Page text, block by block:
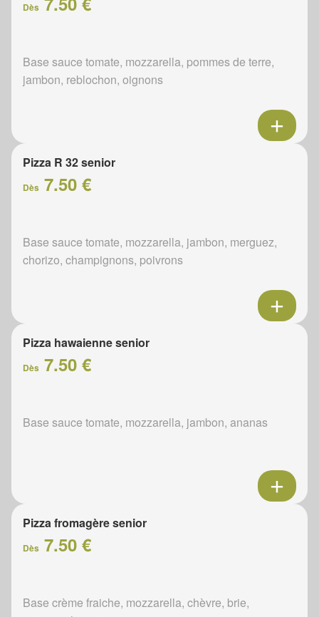
Dès
Base sauce tomate, mozzarella, pommes de terre,
jambon, reblochon, oignons
Pizza R 32 senior
Dès 7.50 €
Base sauce tomate, mozzarella, jambon, merguez,
chorizo, champignons, poivrons
Pizza hawaienne senior
Dès 7.50 €
Base sauce tomate, mozzarella, jambon, ananas
Pizza fromagère senior
Dès 7.50 €
Base crème fraiche, mozzarella, chèvre, brie,